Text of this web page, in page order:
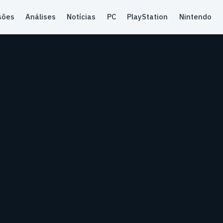
Análises Notícias PC PlayStation Nintendo